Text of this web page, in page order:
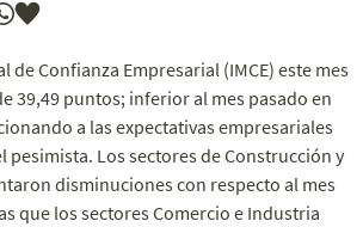
de Confianza Empresarial (IMCE) este mes
39,49 puntos; inferior al mes pasado en
a las expectativas empresariales
pesimista. Los sectores de Construcción y
disminuciones con respecto al mes
que los sectores Comercio e Industria